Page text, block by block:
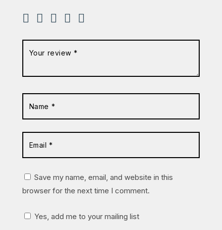
Save my name, email, and website in this
browser for the next time I comment.
Yes, add me to your mailing list